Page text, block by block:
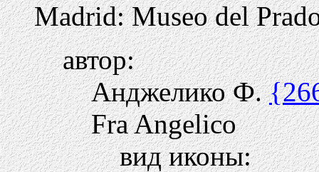
Madrid: Museo del
автор:
Анджелико Ф.
Fra Angelico
вид иконы: